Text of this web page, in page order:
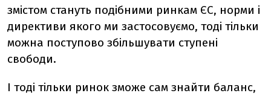
змістом стануть подібними ринкам ЄС, норми і
директиви якого ми застосовуємо, тоді тільки
можна поступово збільшувати ступені
свободи.
І тоді тільки ринок зможе сам знайти баланс,